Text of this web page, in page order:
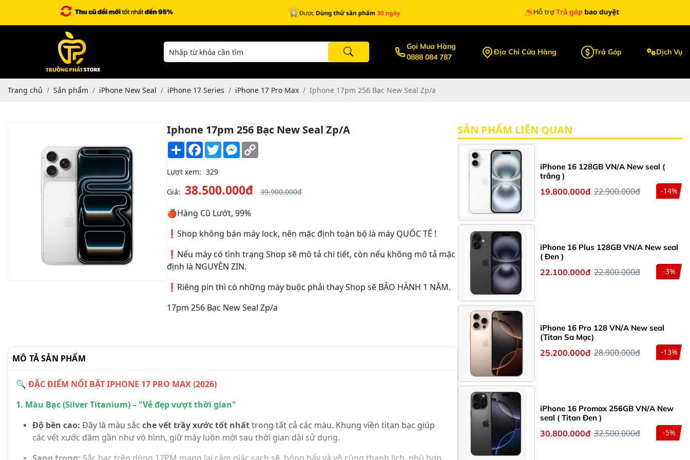
Gọi Mua Hàng
0888 084 787
Địa Chỉ Cửa Hàng Trả Góp Dịch Vụ
Trang chủ Sản phẩm iPhone New Seal iPhone 17 Series iPhone 17 Pro Max Iphone 17pm 256 Bạc New Seal Zp/a
Iphone 17pm 256 Bạc New Seal Zp/a
ShareFacebook
TwitterMessenger
Copy
Lượt xem: 329
Giá: 38.500.000đ 39.900.000đ
🍎Hàng Cũ Lướt, 99%
❗️Shop không bán máy lock, nên mặc định toàn bộ là máy QUỐC TẾ !
❗️Nếu máy có tình trạng Shop sẽ mô tả chi tiết, còn nếu không mô tả mặc
định là NGUYÊN ZIN.
❗️Riêng pin thì có những máy buộc phải thay Shop sẽ BẢO HÀNH 1 NĂM.
17pm 256 Bạc New Seal Zp/a
MÔ TẢ SẢN PHẨM
🔍 ĐẶC ĐIỂM NỔI BẬT IPHONE 17 PRO MAX (2026)
1. Màu Bạc (Silver Titanium) – "Vẻ đẹp vượt thời gian"
Độ bền cao: Đây là màu sắc che vết trầy xước tốt nhấttrong tất cả các màu. Khung viền titan bạc giúp
các vết xước dăm gần như vô hình, giữ máy luôn mới sau thời gian dài sử dụng.
SẢN PHẨM LIÊN QUAN
iPhone 16 128GB VN/A New seal (
trắng )
19.800.000đ 22.900.000đ -14%
iPhone 16 Plus 128GB VN/A New seal
( Đen )
22.100.000đ 22.800.000đ -3%
iPhone 16 Pro 128 VN/A New seal
(Titan Sa Mạc)
25.200.000đ 28.900.000đ -13%
iPhone 16 Promax 256GB VN/A New
seal ( Titan Đen )
30.800.000đ 32.500.000đ -5%